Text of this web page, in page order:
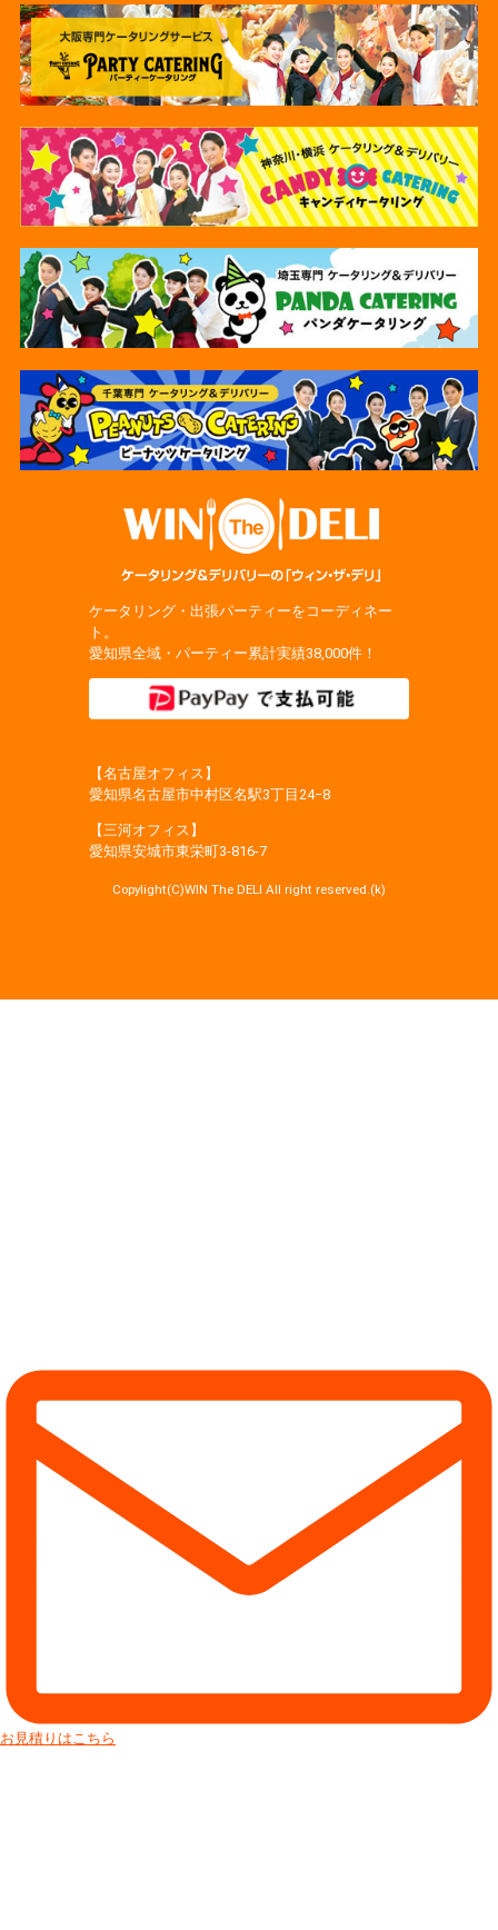
ケータリング・出張パーティーをコーディネー
ト。
愛知県全域・パーティー累計実績38,000件！
【名古屋オフィス】
愛知県名古屋市中村区名駅3丁目24−8
【三河オフィス】
愛知県安城市東栄町3‐816‐7
Copylight(C)WIN The DELI All right reserved.(k)
お見積りはこちら